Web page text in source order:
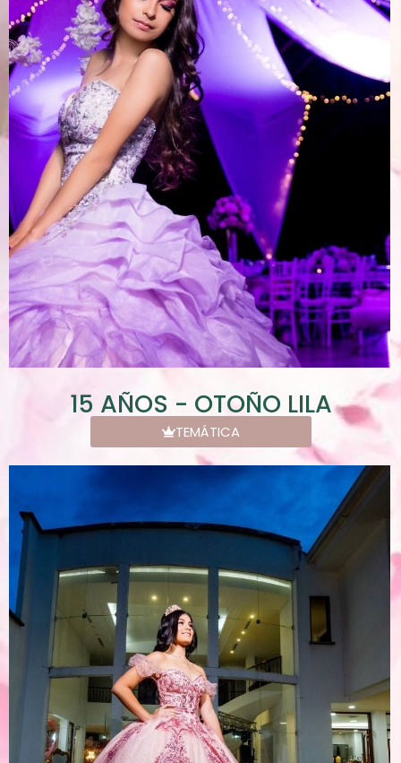
15 AÑOS - OTOÑO LILA
TEMÁTICA